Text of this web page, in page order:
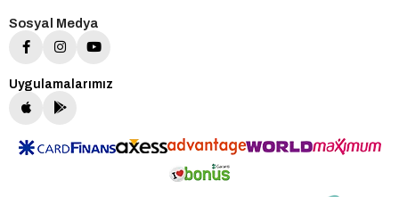
Sosyal Medya
Uygulamalarımız